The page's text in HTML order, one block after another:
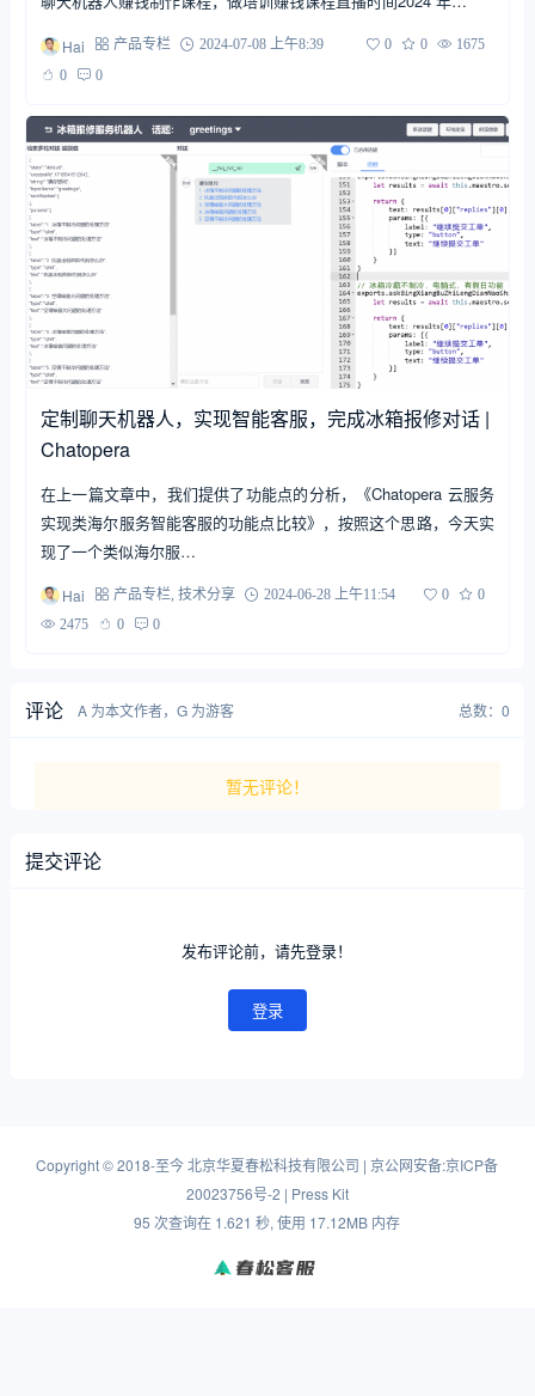
Hai 产品专栏 2024-07-08 上午8:39 0 0
1675
0
0
定制聊天机器人，实现智能客服，完成冰箱报修对话 |
Chatopera
在上一篇文章中，我们提供了功能点的分析，《Chatopera 云服务
实现类海尔服务智能客服的功能点比较》，按照这个思路，今天实
现了一个类似海尔服…
Hai 产品专栏 技术分享 2024-06-28 上午11:54 0
0
2475
0 0
评论 A 为本文作者，G 为游客 总数：0
暂无评论！
提交评论
发布评论前，请先登录！
登录
Copyright©2018-至今 北京华夏春松科技有限公司 |京公网安备:京ICP备
20023756号-2 | Press Kit
95 次查询在 1.621 秒, 使用 17.12MB 内存